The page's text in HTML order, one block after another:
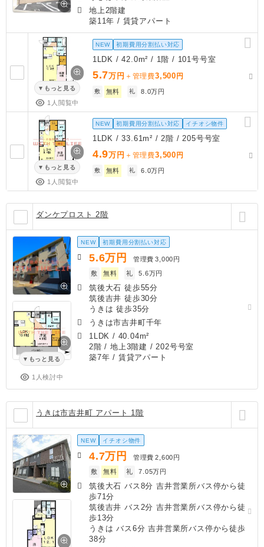
地上2階建
築11年 / 賃貸アパート
もっと見る
1人閲覧中
NEW 初期費用分割払い対応
1LDK / 42.0m² / 1階 / 101号号室
5.7万円 ＋管理費3,500 円
敷 無料 礼 8.0万円
もっと見る
1人閲覧中
NEW 初期費用分割払い対応 イチオシ物件
1LDK / 33.61m² / 2階 / 205号号室
4.9万円 ＋管理費3,500 円
敷 無料 礼 6.0万円
ダンケプロスト 2階
もっと見る
1人検討中
NEW 初期費用分割払い対応
5.6万円 管理費 3,000円
敷
無料 礼 5.6万円
筑後大石 徒歩55分
筑後吉井 徒歩30分
うきは 徒歩35分
うきは市吉井町千年
1LDK / 40.04m²
2階 / 地上3階建 / 202号号室
築7年 / 賃貸アパート
うきは市吉井町 アパート 1階
NEW イチオシ物件
4.7万円 管理費 2,600円
敷
無料 礼 7.05万円
筑後大石 バス8分 吉井営業所バス停から徒
歩71分
筑後吉井 バス2分 吉井営業所バス停から徒
歩13分
うきは バス6分 吉井営業所バス停から徒歩
38分